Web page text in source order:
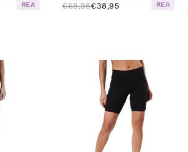
REA €68,95€38,95 REA